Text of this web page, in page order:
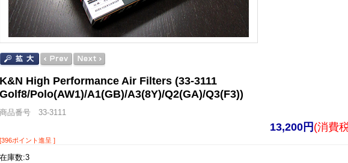
K&N High Performance Air Filters (33-3111
Golf8/Polo(AW1)/A1(GB)/A3(8Y)/Q2(GA)/Q3(F3))
商品番号 33-3111
13,200円 (消費
[396ポイント進呈 ]
在庫数:3